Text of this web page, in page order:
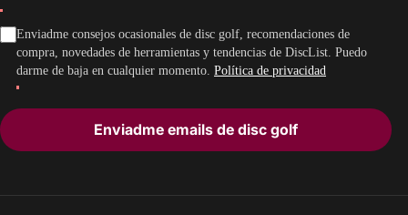
Enviadme consejos ocasionales de disc golf, recomendaciones de
compra, novedades de herramientas y tendencias de DiscList. Puedo
darme de baja en cualquier momento. Política de privacidad
Enviadme emails de disc golf